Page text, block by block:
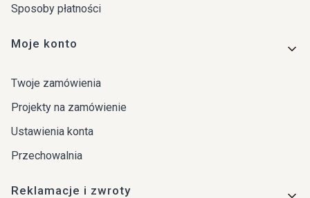
Sposoby płatności
Moje konto
Twoje zamówienia
Projekty na zamówienie
Ustawienia konta
Przechowalnia
Reklamacje i zwroty